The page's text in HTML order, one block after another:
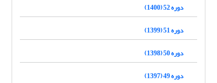
دوره 52 (1400)
دوره 51 (1399)
دوره 50 (1398)
دوره 49 (1397)